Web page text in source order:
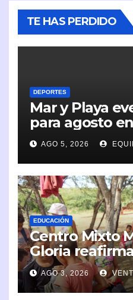
TE HAS PERDIDO
DEPORTES
Mar y Playa
para agosto
AGO 5, 2026
EDUCACIÓN
Centro Mixto
Gloria
en la
AGO 3, 2026